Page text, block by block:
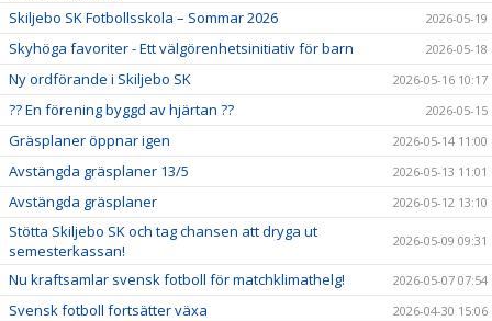
Skiljebo SK Fotbollsskola – Sommar 2026 2026-05-19
Skyhöga favoriter - Ett välgörenhetsinitiativ för barn 2026-05-18
Ny ordförande i Skiljebo SK 2026-05-16 10:17
?? En förening byggd av hjärtan ?? 2026-05-15
Gräsplaner öppnar igen 2026-05-14 11:00
Avstängda gräsplaner 13/5 2026-05-13 11:01
Avstängda gräsplaner 2026-05-12 13:10
Stötta Skiljebo SK och tag chansen att dryga ut
semesterkassan!
2026-05-09 09:31
Nu kraftsamlar svensk fotboll för matchklimathelg! 2026-05-07 07:54
Svensk fotboll fortsätter växa 2026-04-30 15:06